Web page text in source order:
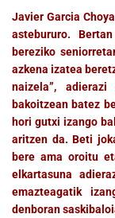
Javier Garcia
astebururo.
bereziko
azkena izatea
naizela”,
bakoitzean batez
hori gutxi izango
aritzen da. Beti
bere ama oroitu
elkartasuna
emazteagatik
denboran